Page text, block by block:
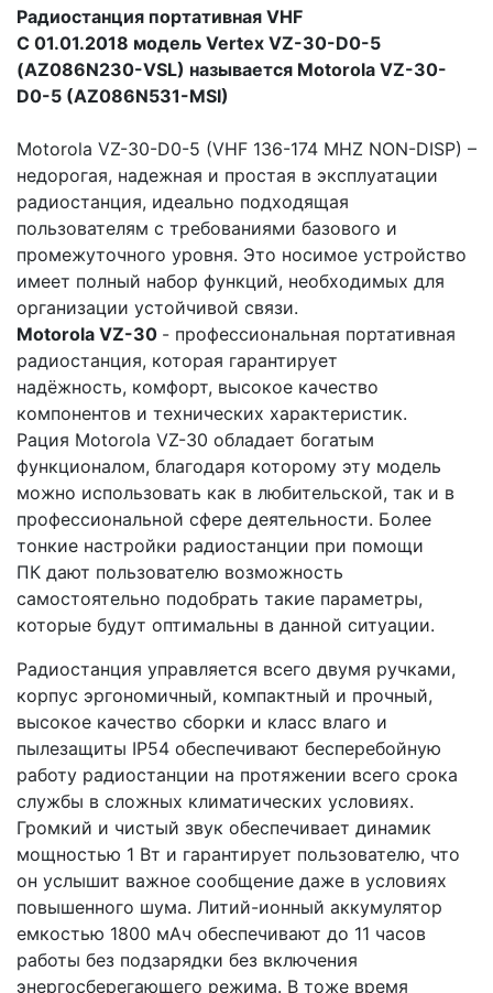
Радиостанция портативная VHF
С 01.01.2018 модель Vertex VZ-30-D0-5
(AZ086N230-VSL) называется Motorola VZ-30-
D0-5 (AZ086N531-MSI)
Motorola VZ-30-D0-5 (VHF 136-174 MHZ NON-DISP) –
недорогая, надежная и простая в эксплуатации
радиостанция, идеально подходящая
пользователям с требованиями базового и
промежуточного уровня. Это носимое устройство
имеет полный набор функций, необходимых для
организации устойчивой связи.
Motorola VZ-30 - профессиональная портативная
радиостанция, которая гарантирует
надёжность, комфорт, высокое качество
компонентов и технических характеристик.
Рация Motorola VZ-30 обладает богатым
функционалом, благодаря которому эту модель
можно использовать как в любительской, так и в
профессиональной сфере деятельности. Более
тонкие настройки радиостанции при помощи
ПК дают пользователю возможность
самостоятельно подобрать такие параметры,
которые будут оптимальны в данной ситуации.
Радиостанция управляется всего двумя ручками,
корпус эргономичный, компактный и прочный,
высокое качество сборки и класс влаго и
пылезащиты IP54 обеспечивают бесперебойную
работу радиостанции на протяжении всего срока
службы в сложных климатических условиях.
Громкий и чистый звук обеспечивает динамик
мощностью 1 Вт и гарантирует пользователю, что
он услышит важное сообщение даже в условиях
повышенного шума. Литий-ионный аккумулятор
емкостью 1800 мАч обеспечивают до 11 часов
работы без подзарядки без включения
энергосберегающего режима. В тоже время